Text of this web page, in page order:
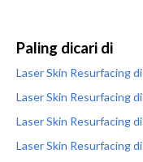
Paling dicari di
Laser Skin Resurfacing
Laser Skin Resurfacing
Laser Skin Resurfacing
Laser Skin Resurfacing